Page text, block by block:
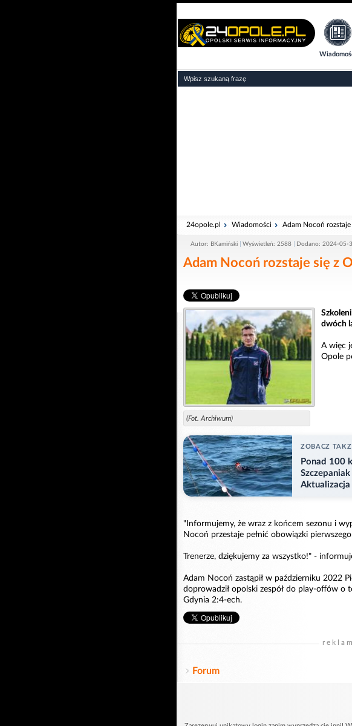
24opole.pl Wiadomości Adam Nocoń
Autor: BKamiński Wyświetleń: 2588 Dodano: 2024-05-
Adam Nocoń rozstaje się z
(Fot. Archiwum)
dwóch
A więc
Opole
ZOBACZ
Ponad 100
Aktualizacja
"Informujemy, że wraz z końcem sezonu i
Nocoń przestaje pełnić obowiązki
Trenerze, dziękujemy za wszystko!" -
Adam Nocoń zastąpił w październiku 2022
doprowadził opolski zespół do play-offów o
Gdynia 2:4-ech.
Forum